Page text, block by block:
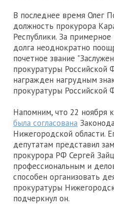
В последнее время Олег
должность прокурора
Республики. За
долга неоднократно
почетное звание
прокуратуры Российской
награжден нагрудным
прокуратуры Российской
Напомним, что 22 ноября
была согласована
Нижегородской области.
депутатам представил
прокурора РФ Сергей
профессиональным и
способен организовать
прокуратуры
подчеркнул он.